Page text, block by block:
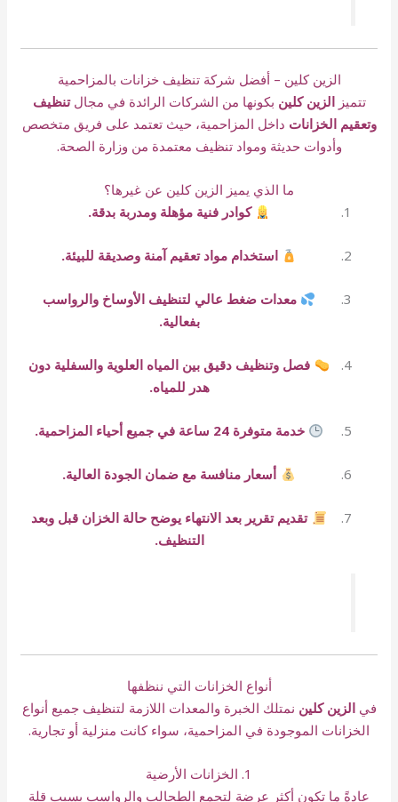
الزين كلين – أفضل شركة تنظيف خزانات بالمزاحمية
تتميزالزين كلين بكونها من الشركات الرائدة في مجالتنظيف
وتعقيم الخزانات داخل المزاحمية، حيث تعتمد على فريق متخصص
وأدوات حديثة ومواد تنظيف معتمدة من وزارة الصحة.
ما الذي يميز الزين كلين عن غيرها؟
كوادر فنية مؤهلة ومدربة بدقة.
استخدام مواد تعقيم آمنة وصديقة للبيئة.
معدات ضغط عالي لتنظيف الأوساخ والرواسب
بفعالية.
فصل وتنظيف دقيق بين المياه العلوية والسفلية دون
هدر للمياه.
خدمة متوفرة 24 ساعة في جميع أحياء المزاحمية.
أسعار منافسة مع ضمان الجودة العالية.
تقديم تقرير بعد الانتهاء يوضح حالة الخزان قبل وبعد
التنظيف.
أنواع الخزانات التي ننظفها
فيالزين كلين نمتلك الخبرة والمعدات اللازمة لتنظيف جميع أنواع
الخزانات الموجودة في المزاحمية، سواء كانت منزلية أو تجارية.
1. الخزانات الأرضية
عادةً ما تكون أكثر عرضة لتجمع الطحالب والرواسب بسبب قلة